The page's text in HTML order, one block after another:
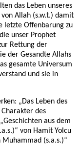
das Leben unseres
Allah (s.w.t.) damit
letzte Offenbarung zu
unser Prophet
Rettung der
der Gesandte Allahs
gesamte Universum
und sie in
„Das Leben des
des
aus dem
von Hamit Yolcu
(s.a.s.)“